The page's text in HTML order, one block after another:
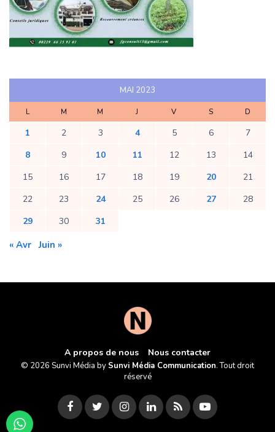
MAI 2023
L M M J V S D
1 2 3 4 5 6
7
8
9 10 11 12 13
14
15
16 17 18 19 20
21
22
23 24 25 26 27
28
29
30 31
« Avr Juin »
A propos de nous Nous contacter
© 2026 Sunvi Média by Sunvi Média Communication. Tout droit
réservé